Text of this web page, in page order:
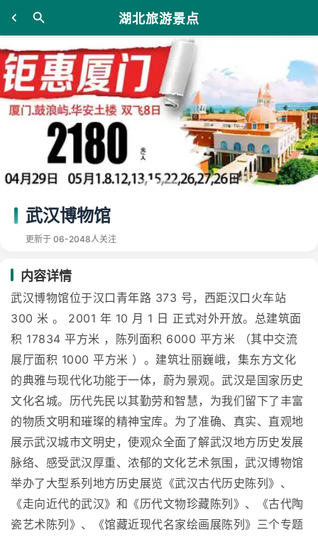
湖北旅游景点
武汉博物馆
更新于 06-2048人关注
内容详情
武汉博物馆位于汉口青年路 373 号，西距汉口火车站
300 米 。 2001 年 10 月 1 日 正式对外开放。总建筑面
积 17834 平方米 ，陈列面积 6000 平方米 （其中交流
展厅面积 1000 平方米 ）。建筑壮丽巍峨，集东方文化
的典雅与现代化功能于一体，蔚为景观。武汉是国家历史
文化名城。历代先民以其勤劳和智慧，为我们留下了丰富
的物质文明和璀璨的精神宝库。为了准确、真实、直观地
展示武汉城市文明史，使观众全面了解武汉地方历史发展
脉络、感受武汉厚重、浓郁的文化艺术氛围，武汉博物馆
举办了大型系列地方历史展览《武汉古代历史陈列》、
《走向近代的武汉》和《历代文物珍藏陈列》、《古代陶
瓷艺术陈列》、《馆藏近现代名家绘画展陈列》三个专题